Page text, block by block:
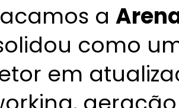
a
como
em